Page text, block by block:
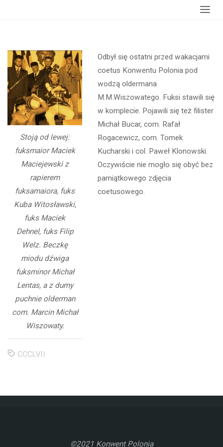
Stoją od lewej:
fuksmaior Maciek
Maciejewski z
rapierem
fuksamaiora, fuks
Kuba Witosławski,
fuks Maciek
Dehnel, fuks Filip
Welz. Beczkę
miodu dźwiga
fuksminor Michał
Lentas, a z dumy
puchnie olderman
com. Marcin Michał
Wiszowaty.
Odbył się ostatni przed wakacjami
coetus Konwentu Polonia pod
wodzą oldermana
M.M.Wiszowatego. Fuksi stawili się
w komplecie. Pojawili się też filister
Michał Bucar, com. Rafał
Rogacewicz, com. Tomek
Kucharski i col. Paweł Klonowski.
Oczywiście nie mogło się obyć bez
pamiątkowego zdjęcia
coetusowego.
CCCLVII
©2021 Konwent Polonia